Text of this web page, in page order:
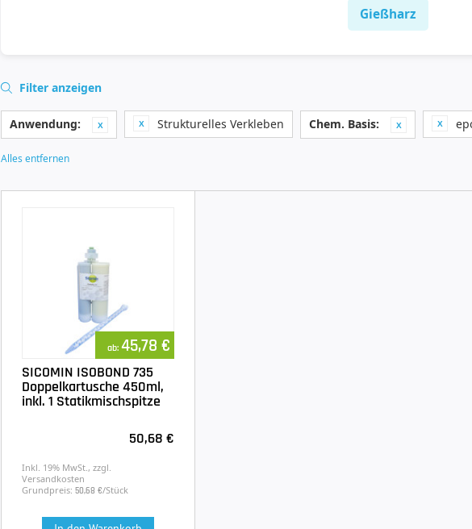
Gießharz
Filter anzeigen
Anwendung: Strukturelles Verkleben Chem. Basis:
Alles entfernen
ab: 45,78 €
SICOMIN ISOBOND 735
Doppelkartusche 450ml,
inkl. 1 Statikmischspitze
50,68 €
Inkl. 19% MwSt., zzgl.
Versandkosten
Grundpreis: 50,68 €/Stück